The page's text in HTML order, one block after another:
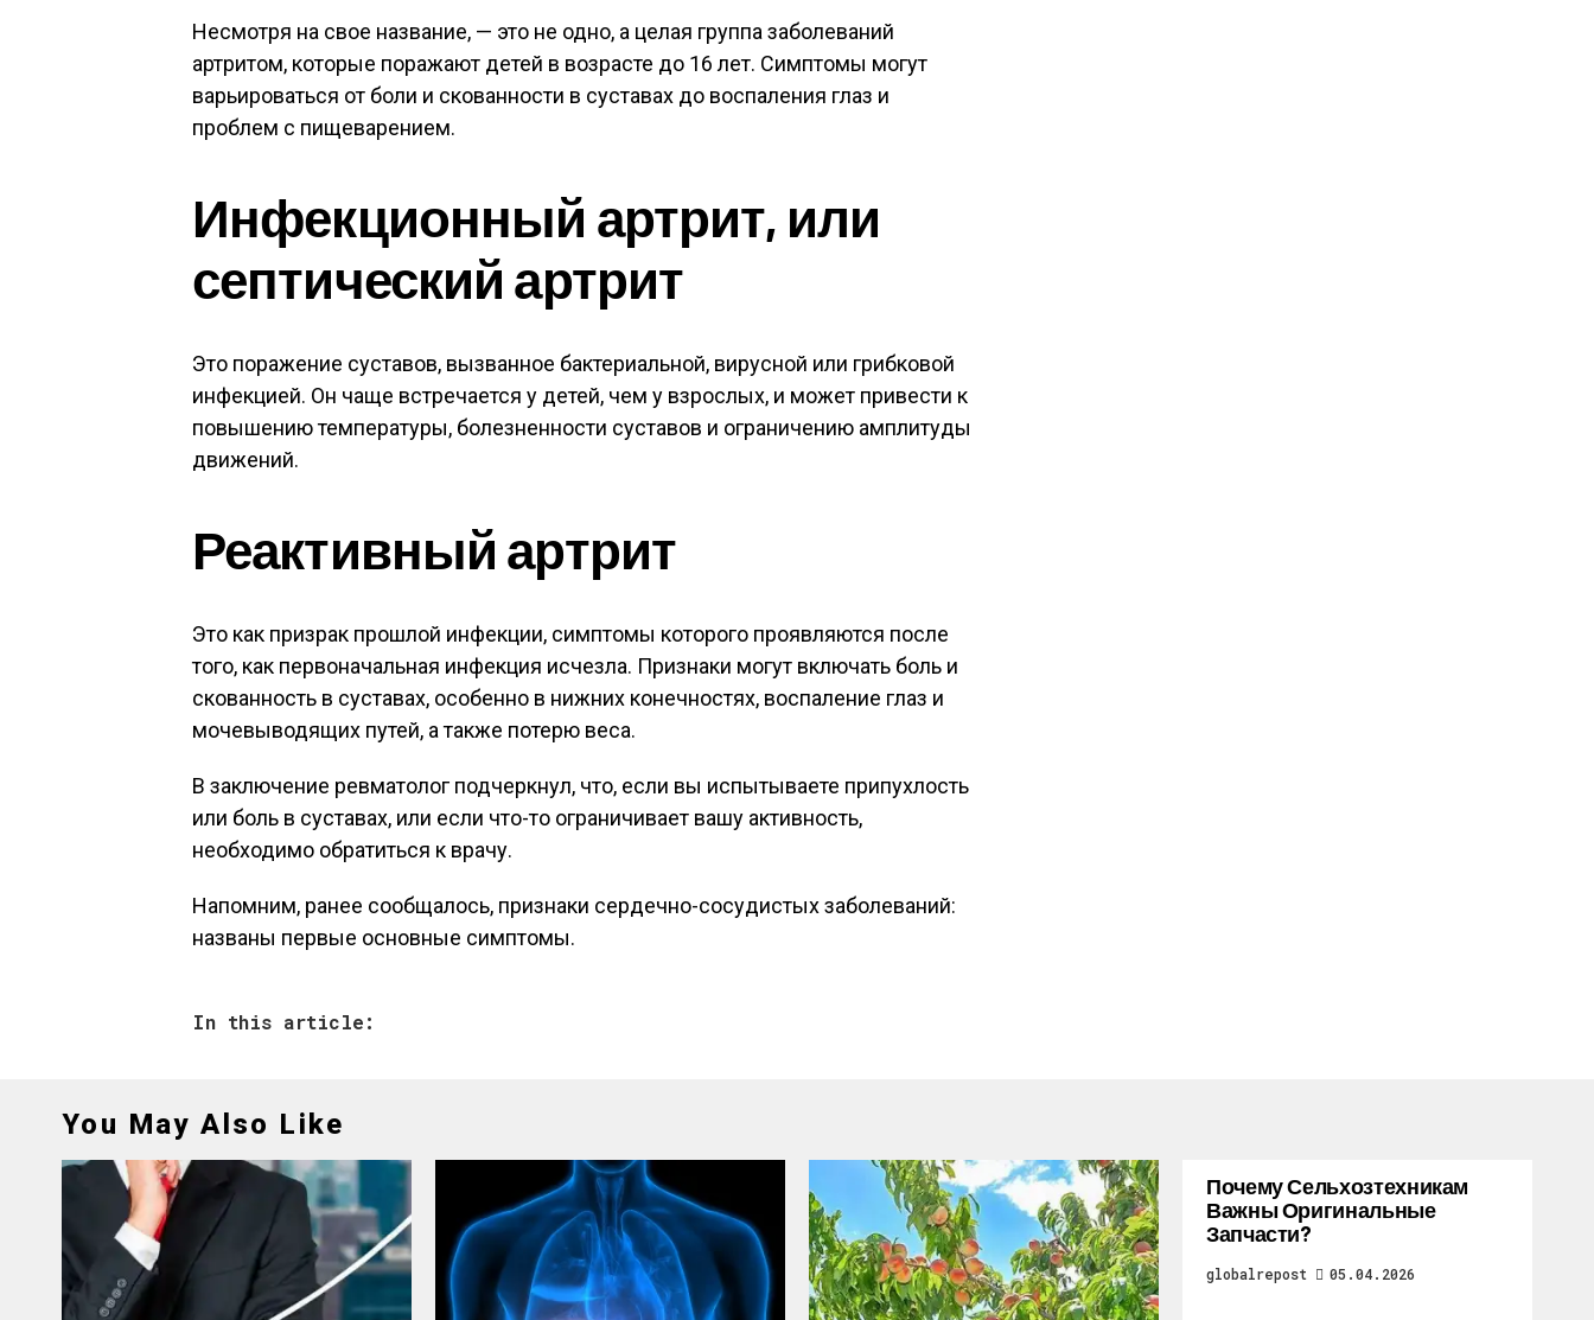
Несмотря на свое название, — это не одно, а целая группа заболеваний
артритом, которые поражают детей в возрасте до 16 лет. Симптомы могут
варьироваться от боли и скованности в суставах до воспаления глаз и
проблем с пищеварением.
Инфекционный артрит, или
септический артрит
Это поражение суставов, вызванное бактериальной, вирусной или грибковой
инфекцией. Он чаще встречается у детей, чем у взрослых, и может привести к
повышению температуры, болезненности суставов и ограничению амплитуды
движений.
Реактивный артрит
Это как призрак прошлой инфекции, симптомы которого проявляются после
того, как первоначальная инфекция исчезла. Признаки могут включать боль и
скованность в суставах, особенно в нижних конечностях, воспаление глаз и
мочевыводящих путей, а также потерю веса.
В заключение ревматолог подчеркнул, что, если вы испытываете припухлость
или боль в суставах, или если что-то ограничивает вашу активность,
необходимо обратиться к врачу.
Напомним, ранее сообщалось, признаки сердечно-сосудистых заболеваний:
названы первые основные симптомы.
In this article:
You May Also Like
Почему Сельхозтехникам
Важны Оригинальные
Запчасти?
globalrepost 05.04.2026